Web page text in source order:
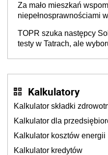
Za mało mieszkań
niepełnosprawnościami
TOPR szuka następcy
testy w Tatrach, ale
Kalkulatory
Kalkulator składki
Kalkulator dla
Kalkulator kosztów energii
Kalkulator kredytów